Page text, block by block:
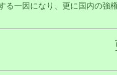
一因になり、更に国内の強